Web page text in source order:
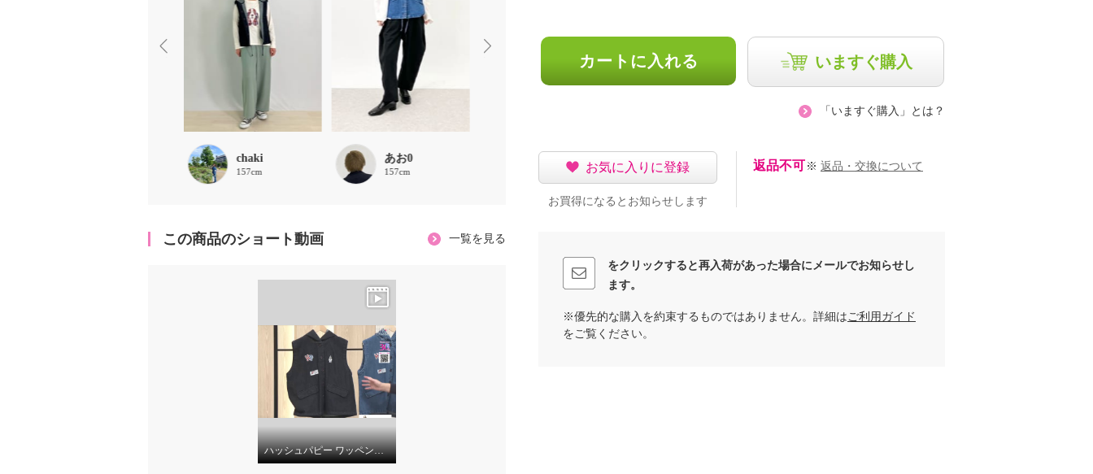
chaki
157cm
あお0
157cm
Saako
157cm
あお0
157cm
この商品のショート動画 一覧を見る
ハッシュパピー ワッペン付 デニムパーカーベスト
カートに入れる いますぐ購入
「いますぐ購入」とは？
お気に入りに登録
お買得になるとお知らせします
返品不可 ※ 返品・交換について
をクリックすると再入荷があった場合にメールでお知らせし
ます。
※優先的な購入を約束するものではありません。詳細は ご利用ガイド
をご覧ください。